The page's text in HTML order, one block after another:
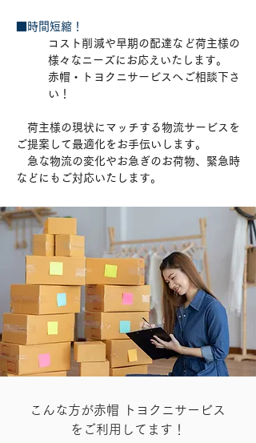
■時間短縮！
コスト削減や早期の配達など荷主様の
様々なニーズにお応えいたします。
赤帽・トヨクニサービスへご相談下さ
い！
荷主様の現状にマッチする物流サービスを
ご提案して最適化をお手伝いします。
急な物流の変化やお急ぎのお荷物、緊急時
などにもご対応いたします。
こんな方が赤帽 トヨクニサービス
をご利用してます！